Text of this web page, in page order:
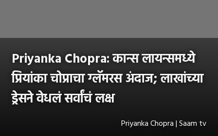
Priyanka Chopra: कान्स लायन्समध्ये
प्रियांका चोप्राचा ग्लॅमरस अंदाज; लाखांच्या
ड्रेसने वेधलं सर्वांचं लक्ष
Priyanka Chopra | Saam tv